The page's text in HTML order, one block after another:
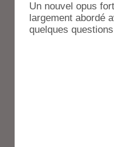
Un nouvel opus
largement abordé
quelques